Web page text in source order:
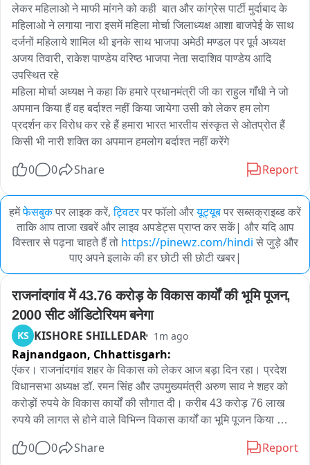
लेकर महिलाओ ने माफी मांगने को कही  बात और कांग्रेस पार्टी मुर्दाबाद के
महिलाओ ने लगाया नारा इसमें महिला मोर्चा जिलाध्यक्ष आशा बाजपेई के साथ
दर्जनों महिलाये शामिल थी इनके साथ भाजपा अमेठी मण्डल पर पूर्व अध्यक्ष
अजय तिवारी, राकेश पाण्डेय वरिष्ठ भाजपा नेता सदाशिव पाण्डेय आदि
उपस्थित रहे
महिला मोर्चा अध्यक्ष ने कहा कि हमारे प्रधानमंत्री जी का राहुल गाँधी ने जो
अपमान किया हैं वह बर्दाश्त नहीं किया जायेगा उसी को लेकर हम लोग
प्रदर्शन कर विरोध कर रहे हैं हमारा भारत भारतीय संस्कृत से ओतप्रोत हैं
किसी भी नारी शक्ति का अपमान हमलोग बर्दाश्त नहीं करेंगे
0 0 Share Report
हमेंफेसबुकपर लाइक करें, ट्विटरपर फॉलो औरयूट्यूबपर सब्सक्राइब्ड करें
ताकि आप ताजा खबरें और लाइव अपडेट्स प्राप्त कर सकें| और यदि आप
विस्तार से पढ़ना चाहते हैं तो https://pinewz.com/hindi से जुड़े और
पाए अपने इलाके की हर छोटी सी छोटी खबर|
राजनांदगांव में 43.76 करोड़ के विकास कार्यों की भूमि पूजन,
2000 सीट ऑडिटोरियम बनेगा
KS KISHORE SHILLEDAR 1m ago
Rajnandgaon, Chhattisgarh:
एंकर। राजनांदगांव शहर के विकास को लेकर आज बड़ा दिन रहा। प्रदेश
विधानसभा अध्यक्ष डॉ. रमन सिंह और उपमुख्यमंत्री अरुण साव ने शहर को
करोड़ों रुपये के विकास कार्यों की सौगात दी। करीब 43 करोड़ 76 लाख
रुपये की लागत से होने वाले विभिन्न विकास कार्यों का भूमि पूजन किया
ऑडिटोरियम प्रमुख है। दावा किया गया है कि यह छत्तीसगढ़ का सबसे बड़ा
0 0 Share Report